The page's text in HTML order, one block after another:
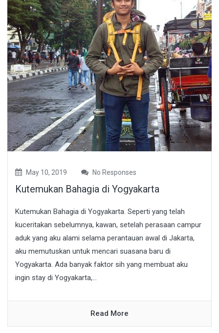
May 10, 2019 No Responses
Kutemukan Bahagia di Yogyakarta
Kutemukan Bahagia di Yogyakarta. Seperti yang telah
kuceritakan sebelumnya, kawan, setelah perasaan campur
aduk yang aku alami selama perantauan awal di Jakarta,
aku memutuskan untuk mencari suasana baru di
Yogyakarta. Ada banyak faktor sih yang membuat aku
ingin stay di Yogyakarta,...
Read More